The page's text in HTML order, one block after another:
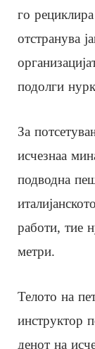
го
отстранува
подолги
За
исчезнаа
подводна
работи, тие
метри.
Телото на
инструктор
денот на